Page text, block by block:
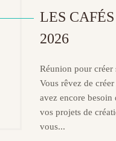
LES CAFÉS
2026
Réunion pour créer
Vous rêvez de
avez encore besoin
vos projets de
vous...